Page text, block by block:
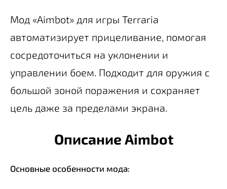
Мод «Aimbot» для игры Terraria
автоматизирует прицеливание, помогая
сосредоточиться на уклонении и
управлении боем. Подходит для оружия с
большой зоной поражения и сохраняет
цель даже за пределами экрана.
Описание Aimbot
Основные особенности мода: